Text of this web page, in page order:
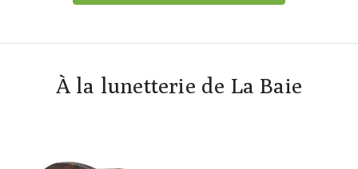
À la lunetterie de La Baie